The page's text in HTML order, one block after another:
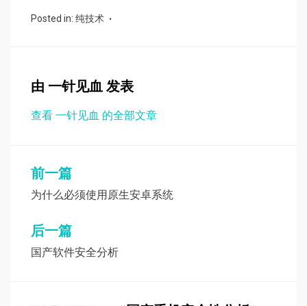
Posted in: 纯技术
由 一针见血发表
查看 一针见血 的全部文章
文
章
导
航
前一篇
为什么必须使用原生安卓系统
后一篇
国产软件安全分析